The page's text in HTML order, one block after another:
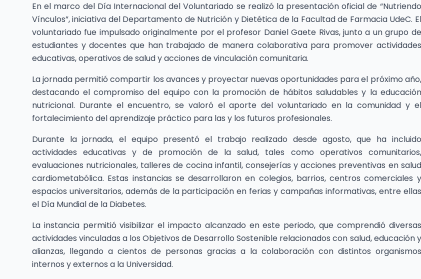
En el marco del Día Internacional del Voluntariado se realizó la presentación oficial de “Nutriendo
Vínculos”, iniciativa del Departamento de Nutrición y Dietética de la Facultad de Farmacia UdeC. El
voluntariado fue impulsado originalmente por el profesor Daniel Gaete Rivas, junto a un grupo de
estudiantes y docentes que han trabajado de manera colaborativa para promover actividades
educativas, operativos de salud y acciones de vinculación comunitaria.
La jornada permitió compartir los avances y proyectar nuevas oportunidades para el próximo año,
destacando el compromiso del equipo con la promoción de hábitos saludables y la educación
nutricional. Durante el encuentro, se valoró el aporte del voluntariado en la comunidad y el
fortalecimiento del aprendizaje práctico para las y los futuros profesionales.
Durante la jornada, el equipo presentó el trabajo realizado desde agosto, que ha incluido
actividades educativas y de promoción de la salud, tales como operativos comunitarios,
evaluaciones nutricionales, talleres de cocina infantil, consejerías y acciones preventivas en salud
cardiometabólica. Estas instancias se desarrollaron en colegios, barrios, centros comerciales y
espacios universitarios, además de la participación en ferias y campañas informativas, entre ellas
el Día Mundial de la Diabetes.
La instancia permitió visibilizar el impacto alcanzado en este periodo, que comprendió diversas
actividades vinculadas a los Objetivos de Desarrollo Sostenible relacionados con salud, educación y
alianzas, llegando a cientos de personas gracias a la colaboración con distintos organismos
internos y externos a la Universidad.